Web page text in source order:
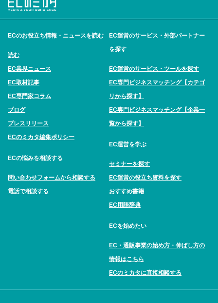
ECのお役立ち情報・ニュースを読む
読む
EC業界ニュース
EC取材記事
EC専門家コラム
ブログ
プレスリリース
ECのミカタ編集ポリシー
ECの悩みを相談する
問い合わせフォームから相談する
電話で相談する
EC運営のサービス・外部パートナー
を探す
EC運営のサービス・ツールを探す
EC専門ビジネスマッチング【カテゴ
リから探す】
EC専門ビジネスマッチング【企業一
覧から探す】
EC運営を学ぶ
セミナーを探す
EC運営の役立ち資料を探す
おすすめ書籍
EC用語辞典
ECを始めたい
EC・通販事業の始め方・伸ばし方の
情報はこちら
ECのミカタに直接相談する